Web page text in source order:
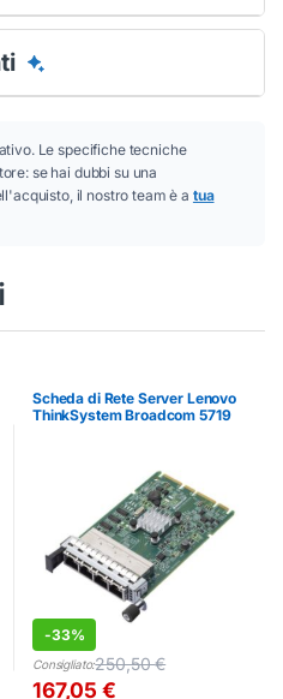
Le specifiche tecniche
se hai dubbi su una
il nostro team è a tua
Scheda di Rete Server Lenovo
ThinkSystem Broadcom 5719
-33%
Consigliato:250,50€
167,05€